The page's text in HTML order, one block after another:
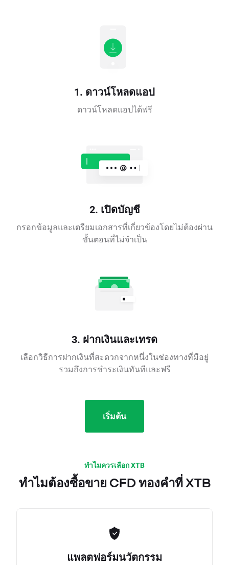
1. ดาวน์โหลดแอป
ดาวน์โหลดแอปได้ฟรี
2. เปิดบัญชี
กรอกข้อมูลและเตรียมเอกสารที่เกี่ยวข้องโดยไม่ต้องผ่าน
ขั้นตอนที่ไม่จำเป็น
3. ฝากเงินและเทรด
เลือกวิธีการฝากเงินที่สะดวกจากหนึ่งในช่องทางที่มีอยู่
รวมถึงการชำระเงินทันทีและฟรี
เริ่มต้น
ทำไมควรเลือก XTB
ทำไมต้องซื้อขาย CFD ทองคำที่ XTB
แพลตฟอร์มนวัตกรรม